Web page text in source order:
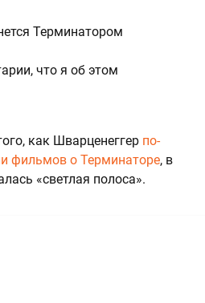
Терминатором
что я об этом
как Шварценеггер по-
фильмов о Терминаторе, в
«светлая полоса».